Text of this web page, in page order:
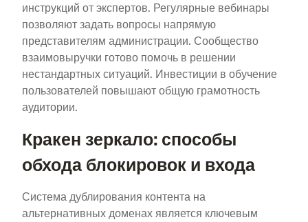
инструкций от экспертов. Регулярные вебинары
позволяют задать вопросы напрямую
представителям администрации. Сообщество
взаимовыручки готово помочь в решении
нестандартных ситуаций. Инвестиции в обучение
пользователей повышают общую грамотность
аудитории.
Кракен зеркало: способы
обхода блокировок и входа
Система дублирования контента на
альтернативных доменах является ключевым